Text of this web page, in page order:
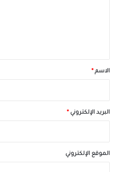
*الاسم *
البريد الإلكتروني *
الموقع الإلكتروني